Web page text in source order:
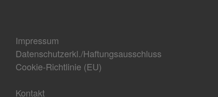
Impressum
Datenschutzerkl./Haftungsausschluss
Cookie-Richtlinie (EU)
Kontakt